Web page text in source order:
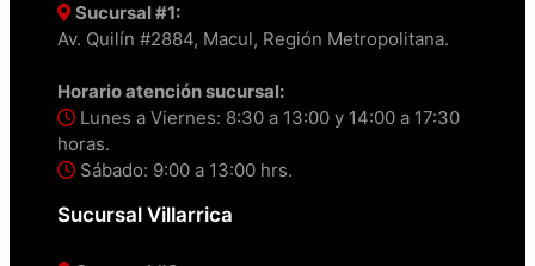
Sucursal #1:
Av. Quilín #2884, Macul, Región Metropolitana.
Horario atención sucursal:
Lunes a Viernes: 8:30 a 13:00 y 14:00 a 17:30
horas.
Sábado: 9:00 a 13:00 hrs.
Sucursal Villarrica